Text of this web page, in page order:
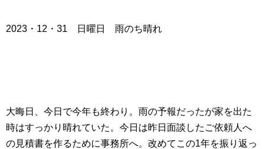
2023・12・31 日曜日 雨のち晴れ
大晦日、今日で今年も終わり。雨の予報だったが家を出た
時はすっかり晴れていた。今日は昨日面談したご依頼人へ
の見積書を作るために事務所へ。改めてこの1年を振り返っ